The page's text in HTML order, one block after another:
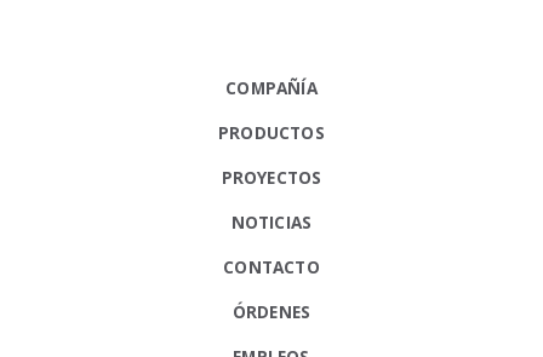
COMPAÑÍA
PRODUCTOS
PROYECTOS
NOTICIAS
CONTACTO
ÓRDENES